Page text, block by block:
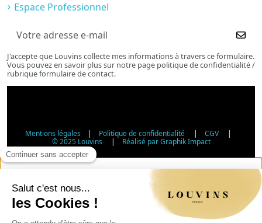
Espace Professionnel
J'accepte que Louvins collecte mes informations à travers ce formulaire.
Vous pouvez en savoir plus sur notre page politique de confidentialité /
rubrique formulaire de contact.
Mentions légales | Politique de confidentialité | CGV |
© 2025 Louvins | Réalisé par Graphik Impact
Vérification d'âge - Vente d'alcool
Conformément à l'article L3342-1 du Code de la santé
publique, la vente d'alcool est interdite aux mineurs de
moins de 18 ans. Veuillez confirmer votre âge.